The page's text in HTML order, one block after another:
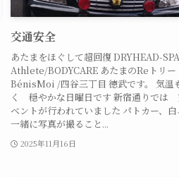
交通安全
あたまをほぐして超回復 DRYHEAD-
Athlete/BODYCARE あたまのReトリー
BénisMoi /四谷三丁目 徳武です。 気温
く 穏やかな日曜日です 新宿通りでは
ベントが行われていました パトカー、
一緒に写真が撮ること...
2025年11月16日